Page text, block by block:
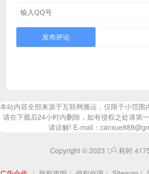
发布评论
本站内容全部来源于互联网搬运，仅限于小范围
请在下载后24小时内删除，如有侵权之处请第
请谅解! E-mail：
Copyright © 2023 耗时